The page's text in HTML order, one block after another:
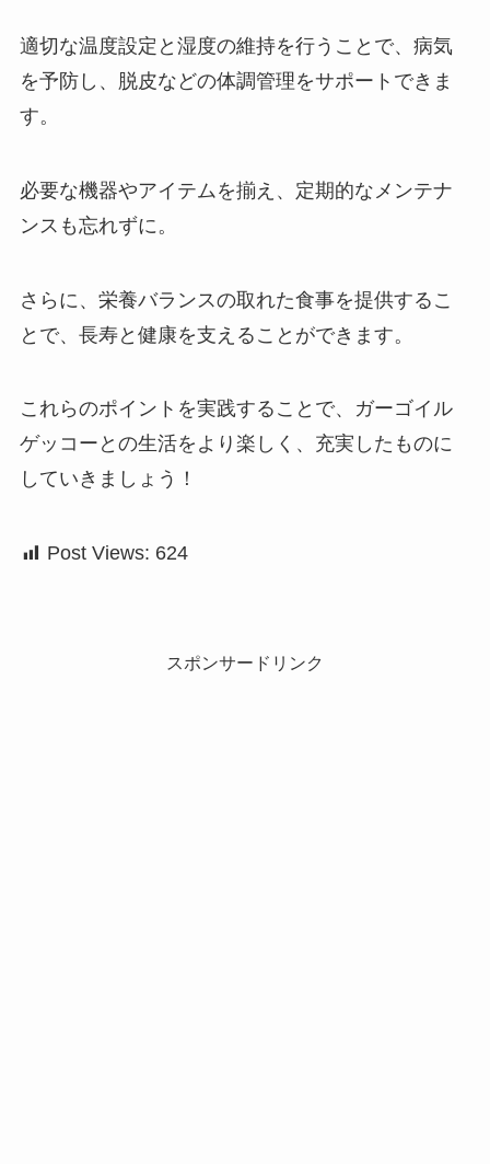
適切な温度設定と湿度の維持を行うことで、病気
を予防し、脱皮などの体調管理をサポートできま
す。
必要な機器やアイテムを揃え、定期的なメンテナ
ンスも忘れずに。
さらに、栄養バランスの取れた食事を提供するこ
とで、長寿と健康を支えることができます。
これらのポイントを実践することで、ガーゴイル
ゲッコーとの生活をより楽しく、充実したものに
していきましょう！
Post Views: 624
スポンサードリンク